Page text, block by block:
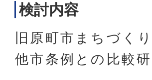
検討内容
旧原町市まちづく
他市条例との比較